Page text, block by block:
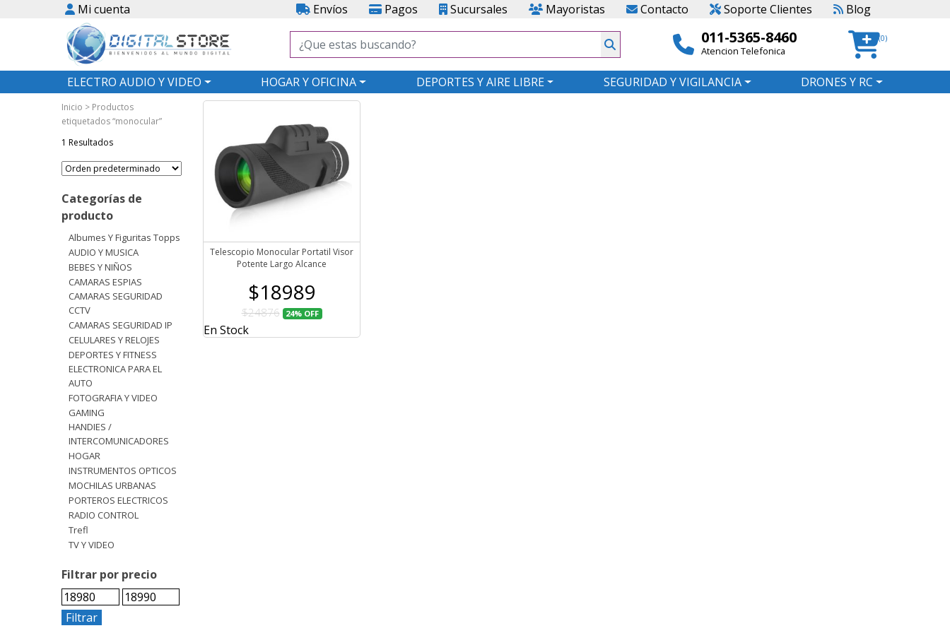
Mi cuenta Envíos Pagos Sucursales Mayoristas Contacto Soporte Clientes Blog
011-5365-8460
Atencion Telefonica
(0)
ELECTRO AUDIO Y VIDEO HOGAR Y OFICINA DEPORTES Y AIRE LIBRE SEGURIDAD Y VIGILANCIA DRONES Y RC
Inicio > Productos
etiquetados “monocular”
1 Resultados
Categorías de
producto
Albumes Y Figuritas Topps
AUDIO Y MUSICA
BEBES Y NIÑOS
CAMARAS ESPIAS
CAMARAS SEGURIDAD
CCTV
CAMARAS SEGURIDAD IP
CELULARES Y RELOJES
DEPORTES Y FITNESS
ELECTRONICA PARA EL
AUTO
FOTOGRAFIA Y VIDEO
GAMING
HANDIES /
INTERCOMUNICADORES
HOGAR
INSTRUMENTOS OPTICOS
MOCHILAS URBANAS
PORTEROS ELECTRICOS
RADIO CONTROL
Trefl
TV Y VIDEO
Filtrar por precio
Filtrar
Telescopio Monocular Portatil Visor
Potente Largo Alcance
$18989
$24876 24% OFF
En Stock